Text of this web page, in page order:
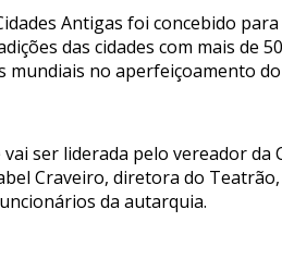
Antigas foi concebido
das cidades com mais de
mundiais no aperfeiçoamento
ser liderada pelo vereador
Craveiro, diretora do
da autarquia.